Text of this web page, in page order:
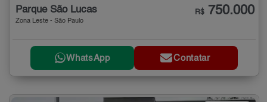
Parque São Lucas
Zona Leste - São Paulo
R$ 750.000
WhatsApp Contatar